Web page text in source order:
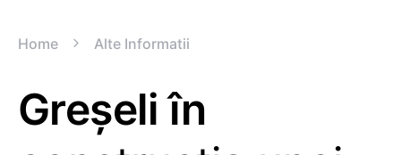
Home Alte Informatii
Greșeli în